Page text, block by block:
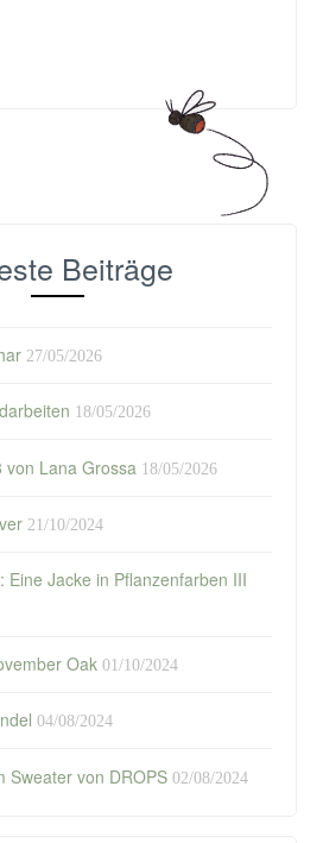
Beiträge
27/05/2026
18/05/2026
von Lana Grossa 18/05/2026
21/10/2024
Eine Jacke in Pflanzenfarben III
Oak 01/10/2024
04/08/2024
Sweater von DROPS 02/08/2024